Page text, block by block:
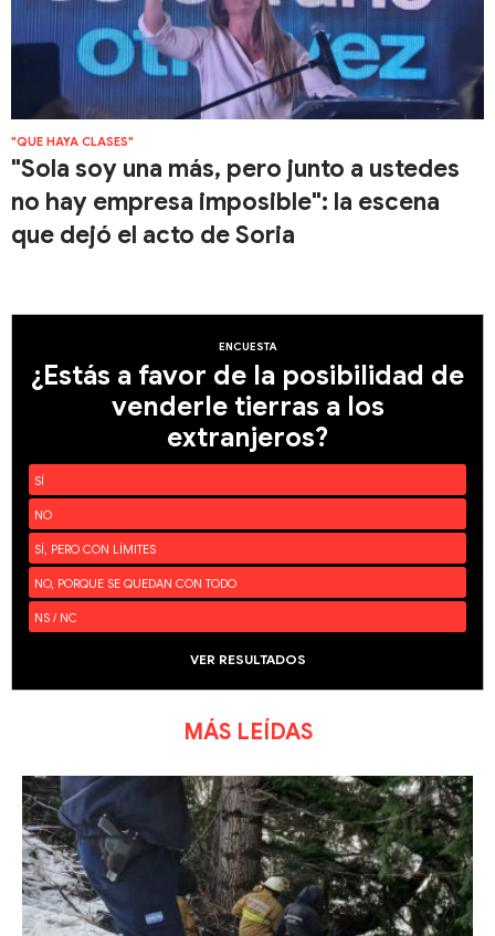
"QUE HAYA CLASES"
"Sola soy una más, pero junto a ustedes
no hay empresa imposible": la escena
que dejó el acto de Soria
ENCUESTA
¿Estás a favor de la posibilidad de
venderle tierras a los
extranjeros?
SÍ
NO
SÍ, PERO CON LÍMITES
NO, PORQUE SE QUEDAN CON TODO
NS / NC
VER RESULTADOS
MÁS LEÍDAS